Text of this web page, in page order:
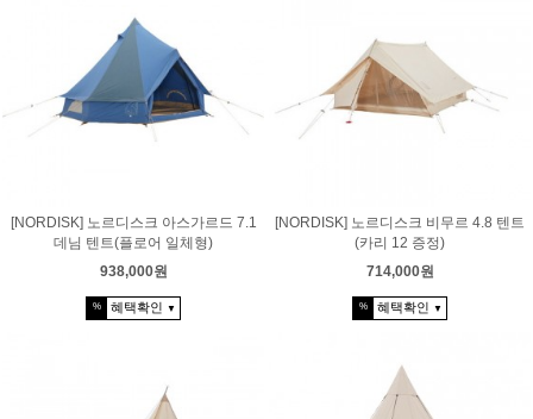
[NORDISK] 노르디스크 아스가르드 7.1
데님 텐트(플로어 일체형)
938,000원
% 혜택확인 ▼
[NORDISK] 노르디스크 비무르 4.8 텐트
(카리 12 증정)
714,000원
% 혜택확인 ▼